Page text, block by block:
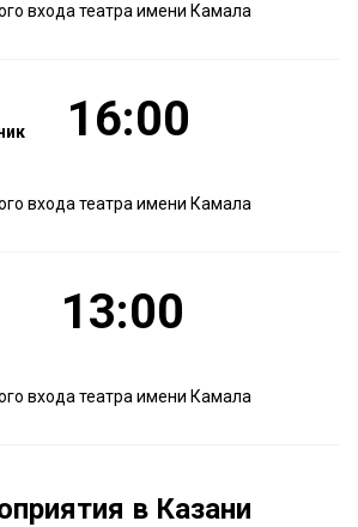
входа театра имени Камала
16:00
входа театра имени Камала
13:00
входа театра имени Камала
в Казани